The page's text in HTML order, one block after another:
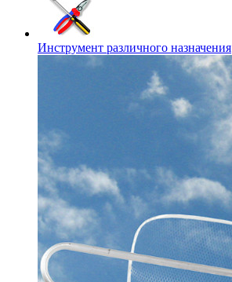
Инструмент различного назначения